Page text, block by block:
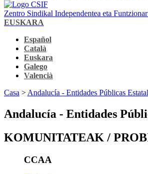
Zentro Sindikal Independentea eta
EUSKARA
Español
Català
Euskara
Galego
Valencià
Casa > Andalucía - Entidades Públicas
Andalucía - Entidades
KOMUNITATEAK /
CCAA